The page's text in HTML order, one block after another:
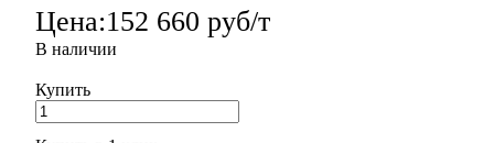
Цена:152 660 руб/т
В наличии
Купить